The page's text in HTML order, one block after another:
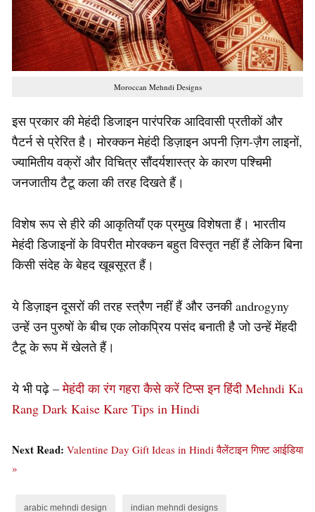
Moroccan Mehndi Designs
इस प्रकार की मेहंदी डिजाइन पारंपरिक आदिवासी प्रतीकों और
पैटर्न से प्रेरित है। मोरक्कन मेहंदी डिज़ाइन अपनी ज़िग-ज़ैग लाइनों,
ज्यामितीय वक्रों और विचित्र सौंदर्यशास्त्र के कारण पश्चिमी
जनजातीय टैटू कला की तरह दिखते हैं।
विशेष रूप से हीरे की आकृतियाँ एक प्रमुख विशेषता हैं। भारतीय
मेहंदी डिजाइनों के विपरीत मोरक्कन बहुत विस्तृत नहीं हैं लेकिन बिना
किसी संदेह के बेहद खूबसूरत हैं।
ये डिज़ाइन दूसरों की तरह स्त्रैण नहीं हैं और उनकी androgyny
उन्हें उन पुरुषों के बीच एक लोकप्रिय पसंद बनाती है जो उन्हें मेंहदी
टैटू के रूप में खेलते हैं।
ये भी पढ़े –मेहंदी का रंग गहरा कैसे करें टिप्स इन हिंदी Mehndi Ka
Rang Dark Kaise Kare Tips in Hindi
Next Read: Valentine Day Gift Ideas in Hindi वैलेंटाइन गिफ़्ट आईडिया
»
arabic mehndi design indian mehndi designs